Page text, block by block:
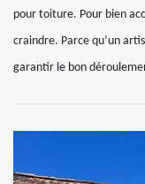
pour toiture. Pour bien
craindre. Parce qu’un
garantir le bon